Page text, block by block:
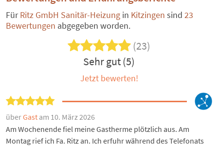
FürRitz GmbH Sanitär-Heizung in Kitzingen sind 23
Bewertungen abgegeben worden.
(23)
Sehr gut (5)
Jetzt bewerten!
überGast am 10. März 2026
Am Wochenende fiel meine Gastherme plötzlich aus. Am
Montag rief ich Fa. Ritz an. Ich erfuhr während des Telefonats